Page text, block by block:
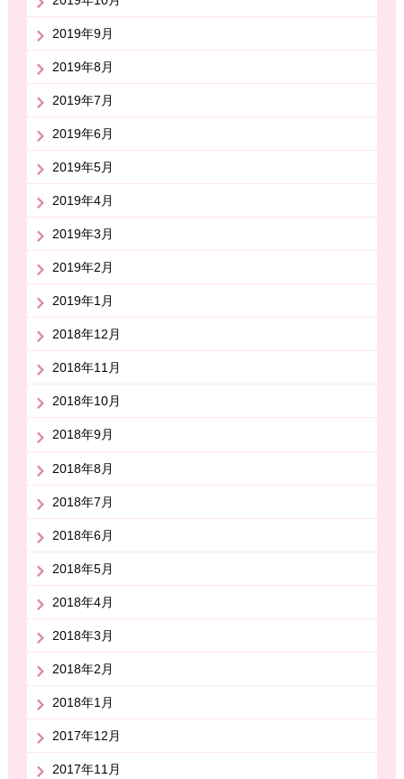
2019年9月
2019年8月
2019年7月
2019年6月
2019年5月
2019年4月
2019年3月
2019年2月
2019年1月
2018年12月
2018年11月
2018年10月
2018年9月
2018年8月
2018年7月
2018年6月
2018年5月
2018年4月
2018年3月
2018年2月
2018年1月
2017年12月
2017年11月